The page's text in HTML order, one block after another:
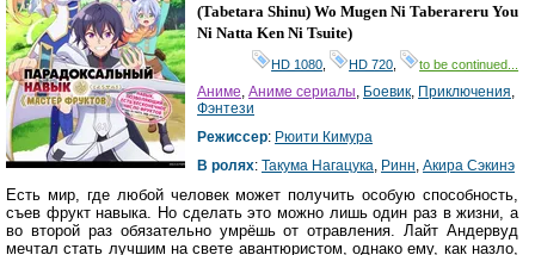
(Tabetara Shinu) Wo Mugen Ni Taberareru You
Ni Natta Ken Ni Tsuite)
HD 1080 HD 720 to be continued...
Аниме Аниме сериалы Боевик Приключения
Фэнтези
Режиссер: Рюити Кимура
В ролях: Такума Нагацука Ринн Акира Сэкинэ
Есть мир, где любой человек может получить особую способность,
съев фрукт навыка. Но сделать это можно лишь один раз в жизни, а
во второй раз обязательно умрёшь от отравления. Лайт Андервуд
мечтал стать лучшим на свете авантюристом, однако ему, как назло,